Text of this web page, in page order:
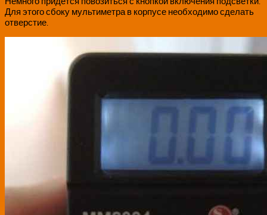
Для этого сбоку мультиметра в корпусе необходимо сделать
отверстие.